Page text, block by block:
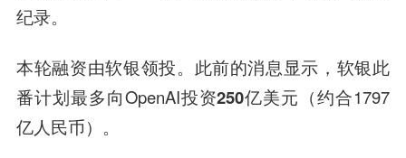
纪录。
本轮融资由软银领投。此前的消息显示，软银此
番计划最多向OpenAI投资250亿美元 （约合1797
亿人民币）。